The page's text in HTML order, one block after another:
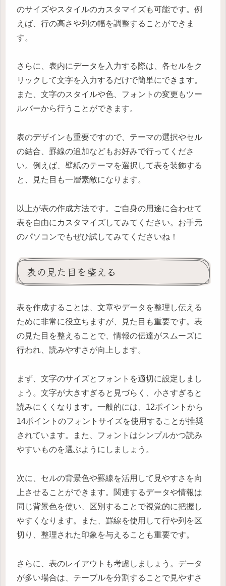
のサイズやスタイルのカスタマイズも可能です。例
えば、行の高さや列の幅を調整することができま
す。
さらに、表内にデータを入力する際は、各セルをク
リックして文字を入力するだけで簡単にできます。
また、文字のスタイルや色、フォントの変更もツー
ルバーから行うことができます。
表のデザインも重要ですので、テーマの選択やセル
の結合、罫線の追加などもお好みで行ってくださ
い。例えば、壁紙のテーマを選択して表を装飾する
と、見た目も一層素敵になります。
以上が表の作成方法です。ご自身の用途に合わせて
表を自由にカスタマイズしてみてください。お手元
のパソコンでもぜひ試してみてくださいね！
表の見た目を整える
表を作成することは、文章やデータを整理し伝える
ために非常に役立ちますが、見た目も重要です。表
の見た目を整えることで、情報の伝達がスムーズに
行われ、読みやすさが向上します。
まず、文字のサイズとフォントを適切に設定しまし
ょう。文字が大きすぎると見づらく、小さすぎると
読みにくくなります。一般的には、12ポイントから
14ポイントのフォントサイズを使用することが推奨
されています。また、フォントはシンプルかつ読み
やすいものを選ぶようにしましょう。
次に、セルの背景色や罫線を活用して見やすさを向
上させることができます。関連するデータや情報は
同じ背景色を使い、区別することで視覚的に把握し
やすくなります。また、罫線を使用して行や列を区
切り、整理された印象を与えることも重要です。
さらに、表のレイアウトも考慮しましょう。データ
が多い場合は、テーブルを分割することで見やすさ